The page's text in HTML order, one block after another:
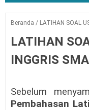
Beranda / LATIHAN SOAL
LATIHAN
INGGRIS SMA
Sebelum
Pembahasan